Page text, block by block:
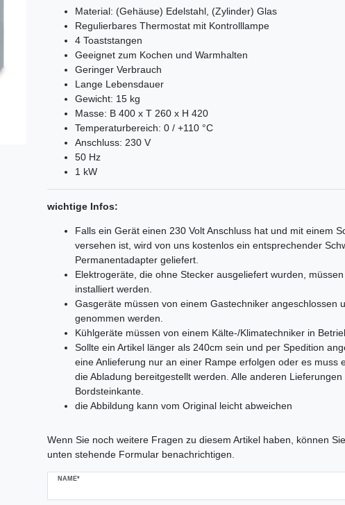
Material: (Gehäuse) Edelstahl, (Zylinder) Glas
Regulierbares Thermostat mit Kontrolllampe
4 Toaststangen
Geeignet zum Kochen und Warmhalten
Geringer Verbrauch
Lange Lebensdauer
Gewicht: 15 kg
Masse: B 400 x T 260 x H 420
Temperaturbereich: 0 / +110 °C
Anschluss: 230 V
50 Hz
1 kW
wichtige Infos:
Falls ein Gerät einen 230 Volt Anschluss hat und mit einem
versehen ist, wird von uns kostenlos ein entsprechender
Permanentadapter geliefert.
Elektrogeräte, die ohne Stecker ausgeliefert wurden,
installiert werden.
Gasgeräte müssen von einem Gastechniker angeschlossen
genommen werden.
Kühlgeräte müssen von einem Kälte-/Klimatechniker in
Sollte ein Artikel länger als 240cm sein und per Spedition
eine Anlieferung nur an einer Rampe erfolgen oder es muss
die Abladung bereitgestellt werden. Alle anderen
Bordsteinkante.
die Abbildung kann vom Original leicht abweichen
Wenn Sie noch weitere Fragen zu diesem Artikel haben, können
unten stehende Formular benachrichtigen.
NAME*